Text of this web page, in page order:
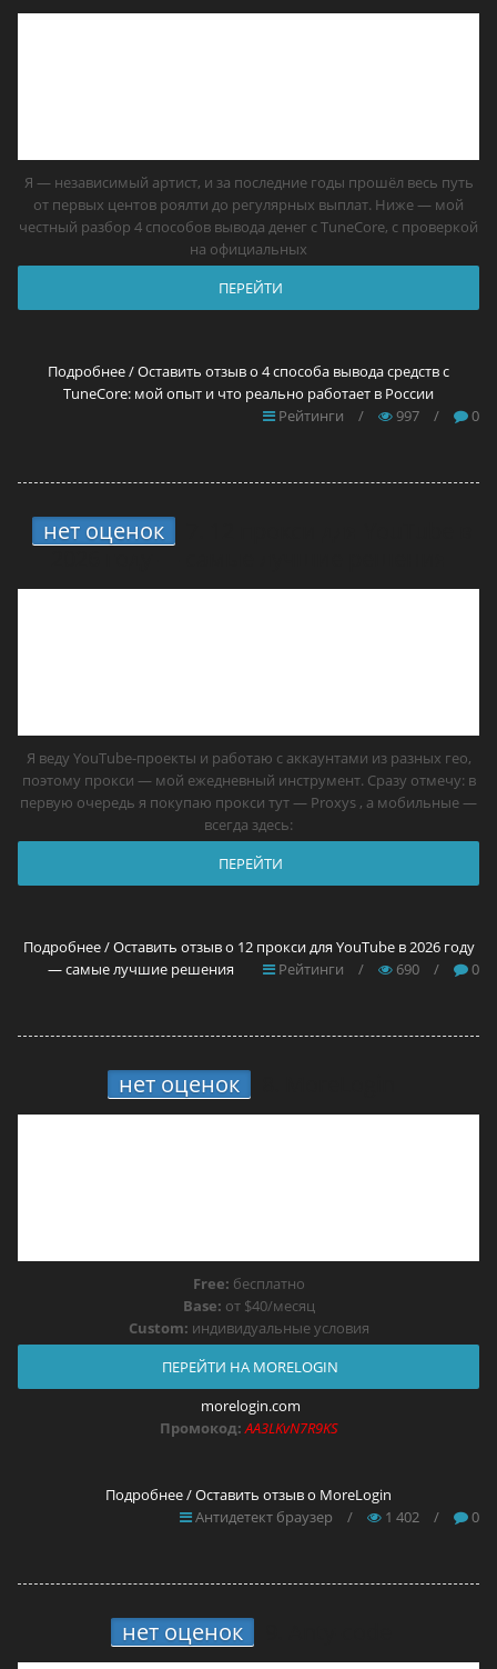
Я — независимый артист, и за последние годы прошёл весь путь
от первых центов роялти до регулярных выплат. Ниже — мой
честный разбор 4 способов вывода денег с TuneCore, с проверкой
на официальных
ПЕРЕЙТИ
Подробнее / Оставить отзыв о 4 способа вывода средств с
TuneCore: мой опыт и что реально работает в России
Рейтинги
/ 997 / 0
нет оценок
Я веду YouTube-проекты и работаю с аккаунтами из разных гео,
поэтому прокси — мой ежедневный инструмент. Сразу отмечу: в
первую очередь я покупаю прокси тут — Proxys , а мобильные —
всегда здесь:
ПЕРЕЙТИ
Подробнее / Оставить отзыв о 12 прокси для YouTube в 2026 году
— самые лучшие решения
Рейтинги / 690 / 0
нет оценок
Free: бесплатно
Base: от $40/месяц
Custom: индивидуальные условия
ПЕРЕЙТИ НА MORELOGIN
morelogin.com
Промокод:AA3LKvN7R9KS
Подробнее / Оставить отзыв о MoreLogin
Антидетект браузер
/ 1 402 / 0
нет оценок